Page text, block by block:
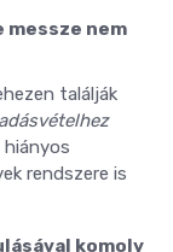
messze nem
találják
hiányos
rendszere is
komoly